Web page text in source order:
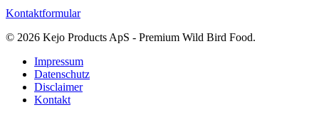
Kontaktformular
© 2026 Kejo Products ApS - Premium Wild Bird Food.
Impressum
Datenschutz
Disclaimer
Kontakt